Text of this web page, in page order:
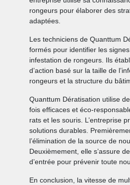
rongeurs pour élaborer des
adaptées.
Les techniciens de Quanttum
formés pour identifier les
infestation de rongeurs. Ils
d’action basé sur la taille de
rongeurs et la structure du
Quanttum Dératisation utilise
fois efficaces et éco-
rats et les souris. L’entreprise
solutions durables.
l’élimination de la source de
Deuxièmement, elle s’assure
d’entrée pour prévenir toute
En conclusion, la vitesse de